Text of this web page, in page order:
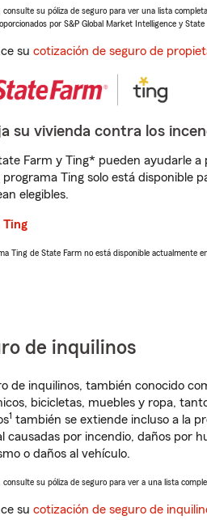
consulte su póliza de seguro para ver una lista
por S&P Global Market Intelligence y State
su cotización de seguro de
su vivienda contra los
Farm y Ting* pueden ayudarle
programa Ting solo está disponible
elegibles.
Ting
Ting de State Farm no está disponible actualmente
de inquilinos
de inquilinos, también conocido
bicicletas, muebles y ropa,
1 también se extiende incluso a la
causadas por incendio, daños por
o daños al vehículo.
consulte su póliza de seguro para ver a una lista
su cotización de seguro de